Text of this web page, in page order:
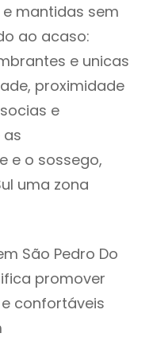
e mantidas sem
ao acaso:
e unicas
proximidade
e
as
e o sossego,
uma zona
São Pedro Do
promover
confortáveis